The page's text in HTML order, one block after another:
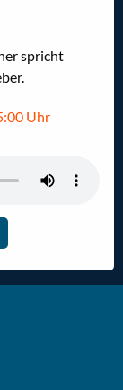
spricht
Uhr